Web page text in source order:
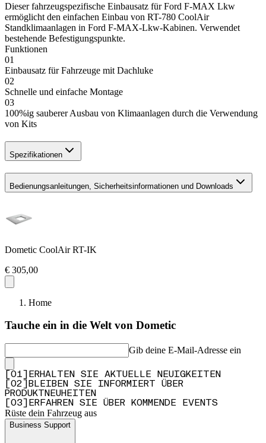
Dieser fahrzeugspezifische Einbausatz für Ford F-MAX Lkw
ermöglicht den einfachen Einbau von RT-780 CoolAir
Standklimaanlagen in Ford F-MAX-Lkw-Kabinen. Verwendet
bestehende Befestigungspunkte.
Funktionen
01
Einbausatz für Fahrzeuge mit Dachluke
02
Schnelle und einfache Montage
03
100%ig sauberer Ausbau von Klimaanlagen durch die Verwendung
von Kits
Spezifikationen
Bedienungsanleitungen, Sicherheitsinformationen und Downloads
Dometic CoolAir RT-IK
€ 305,00
Home
Tauche ein in die Welt von Dometic
Gib deine E-Mail-Adresse ein
01
ERHALTEN SIE AKTUELLE NEUIGKEITEN
02
BLEIBEN SIE INFORMIERT ÜBER
PRODUKTNEUHEITEN
03 ERFAHREN SIE ÜBER KOMMENDE EVENTS
Rüste dein Fahrzeug aus
Business Support